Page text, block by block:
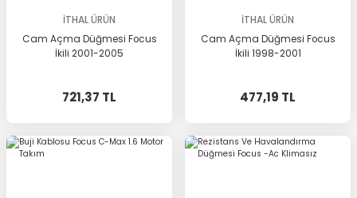
İTHAL ÜRÜN
Cam Açma Düğmesi Focus
İkili 2001-2005
721,37 TL
İTHAL ÜRÜN
Cam Açma Düğmesi Focus
İkili 1998-2001
477,19 TL